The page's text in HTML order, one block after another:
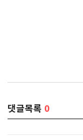
댓글목록 0